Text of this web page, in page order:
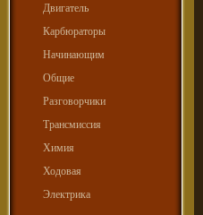
Двигатель
Карбюраторы
Начинающим
Общие
Разговорчики
Трансмиссия
Химия
Ходовая
Электрика